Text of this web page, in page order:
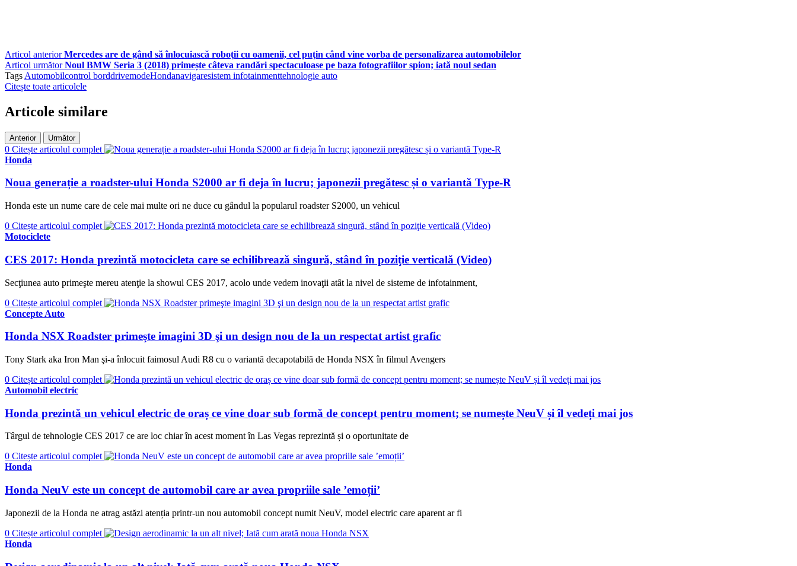
Articol anterior Mercedes are de gând să înlocuiască roboţii cu oamenii, cel puţin când vine vorba de personalizarea automobilelor
Articol următor Noul BMW Seria 3 (2018) primește câteva randări spectaculoase pe baza fotografiilor spion; iată noul sedan
Tags Automobilcontrol borddrivemodeHondanavigaresistem infotainmenttehnologie auto
Citește toate articolele
Articole similare
Anterior Următor
0 Citește articolul complet
Honda
Noua generație a roadster-ului Honda S2000 ar fi deja în lucru; japonezii pregătesc și o variantă Type-R
Honda este un nume care de cele mai multe ori ne duce cu gândul la popularul roadster S2000, un vehicul
0 Citește articolul complet
Motociclete
CES 2017: Honda prezintă motocicleta care se echilibrează singură, stând în poziţie verticală (Video)
Secţiunea auto primeşte mereu atenţie la showul CES 2017, acolo unde vedem inovaţii atât la nivel de sisteme de infotainment,
0 Citește articolul complet
Concepte Auto
Honda NSX Roadster primeşte imagini 3D şi un design nou de la un respectat artist grafic
Tony Stark aka Iron Man şi-a înlocuit faimosul Audi R8 cu o variantă decapotabilă de Honda NSX în filmul Avengers
0 Citește articolul complet
Automobil electric
Honda prezintă un vehicul electric de oraș ce vine doar sub formă de concept pentru moment; se numește NeuV și îl vedeți mai jos
Târgul de tehnologie CES 2017 ce are loc chiar în acest moment în Las Vegas reprezintă și o oportunitate de
0 Citește articolul complet
Honda
Honda NeuV este un concept de automobil care ar avea propriile sale ’emoții’
Japonezii de la Honda ne atrag astăzi atenția printr-un nou automobil concept numit NeuV, model electric care aparent ar fi
0 Citește articolul complet
Honda